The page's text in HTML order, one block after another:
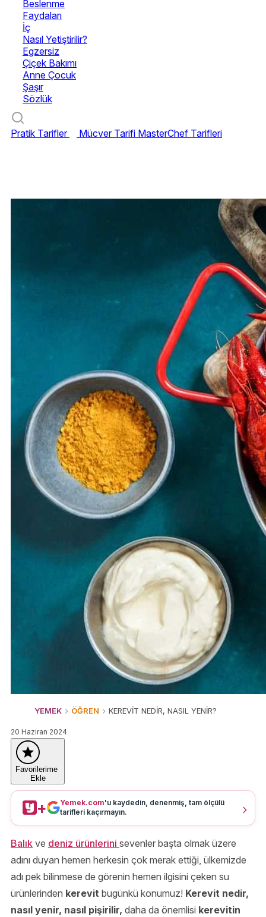
Beslenme
Faydaları
İç
Nasıl Yetiştirilir?
Egzersiz
Çiçek Bakımı
Anne Çocuk
Şaşır
Sözlük
Pratik Tarifler Mücver Tarifi MasterChef Tarifleri
YEMEK ÖĞREN KEREVİT NEDİR, NASIL YENİR?
20 Haziran 2024
Favorilerime
Ekle
+ Yemek.com'u kaydedin, denenmiş, tam ölçülü
tarifleri kaçırmayın.
Balık ve deniz ürünlerini sevenler başta olmak üzere
adını duyan hemen herkesin çok merak ettiği, ülkemizde
adı pek bilinmese de görenin hemen ilgisini çeken su
ürünlerinden kerevit bugünkü konumuz! Kerevit nedir,
nasıl yenir, nasıl pişirilir, daha da önemlisi kerevitin